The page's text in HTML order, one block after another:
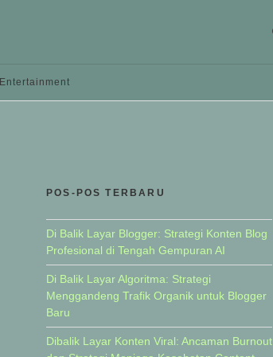
Entertainment
POS-POS TERBARU
Di Balik Layar Blogger: Strategi Konten Blog
Profesional di Tengah Gempuran AI
Di Balik Layar Algoritma: Strategi
Menggandeng Trafik Organik untuk Blogger
Baru
Dibalik Layar Konten Viral: Ancaman Burnout